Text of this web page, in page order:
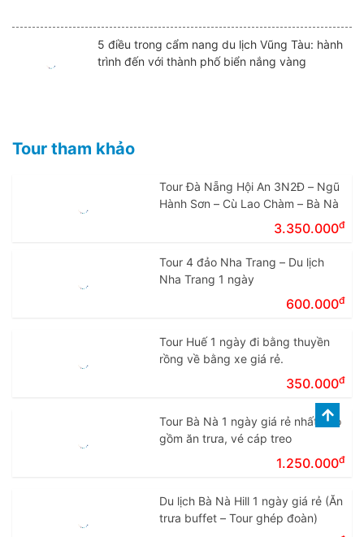
5 điều trong cẩm nang du lịch Vũng Tàu: hành
trình đến với thành phố biển nắng vàng
Tour tham khảo
Tour Đà Nẵng Hội An 3N2Đ – Ngũ
Hành Sơn – Cù Lao Chàm – Bà Nà
3.350.000đ
Tour 4 đảo Nha Trang – Du lịch
Nha Trang 1 ngày
600.000đ
Tour Huế 1 ngày đi bằng thuyền
rồng về bằng xe giá rẻ.
350.000đ
Tour Bà Nà 1 ngày giá rẻ nhất bao
gồm ăn trưa, vé cáp treo
1.250.000đ
Du lịch Bà Nà Hill 1 ngày giá rẻ (Ăn
trưa buffet – Tour ghép đoàn)